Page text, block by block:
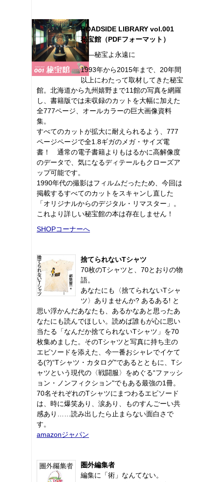
ROADSIDE LIBRARY vol.001
秘宝館（PDFフォーマット）
――秘宝よ永遠に
1993年から2015年まで、20年間
以上にわたって取材してきた秘宝
館。北海道から九州嬉野まで11館の写真を網羅
し、書籍版では未収録のカットを大幅に加えた
全777ページ、オールカラーの巨大画像資料
集。
すべてのカットが拡大に耐えられるよう、777
ページページで全1.8ギガのメガ・サイズ電
書！ 通常の電子書籍よりもはるかに高解像度
のデータで、気になるディテールもクローズア
ップ可能です。
1990年代の撮影はフィルムだったため、今回は
掲載するすべてのカットをスキャンし直した
「オリジナルからのデジタル・リマスター」。
これより詳しい秘宝館の本は存在しません！
SHOPコーナーへ
捨てられないTシャツ
70枚のTシャツと、70とおりの物
語。
あなたにも〈捨てられないTシャ
ツ〉ありませんか? あるある! と
思い浮かんだあなたも、あるかなあと思ったあ
なたにも読んでほしい。読めば誰もが心に思い
当たる「なんだか捨てられないTシャツ」を70
枚集めました。そのTシャツと写真に持ち主の
エピソードを添えた、今一番おシャレでイケて
る(?)“Tシャツ・カタログ"であるとともに、Tシ
ャツという現代の〈戦闘服〉をめぐる“ファッシ
ョン・ノンフィクション"でもある最強の1冊。
70名それぞれのTシャツにまつわるエピソード
は、時に爆笑あり、涙あり、ものすんごーい共
感あり……読み出したら止まらない面白さで
す。
amazonジャパン
圏外編集者
編集に「術」なんてない。